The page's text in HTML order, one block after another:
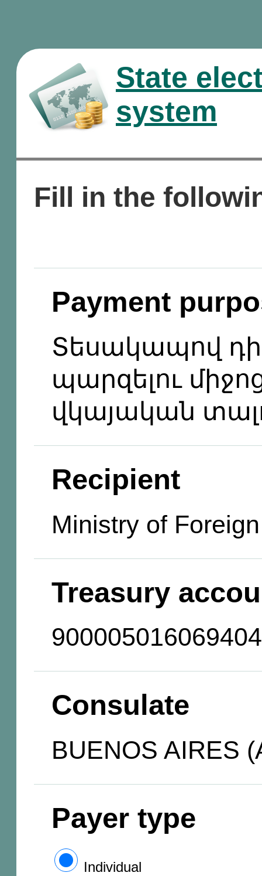
State
system
Fill in the
Payment
Տեսակապով
պարզելու
վկայական
Recipient
Ministry of
Treasury
900005016069404
Consulate
BUENOS AIRES
Payer type
Individual